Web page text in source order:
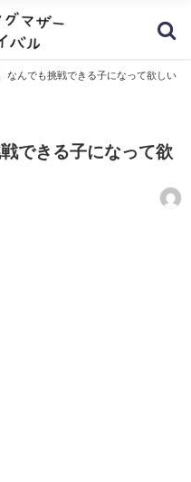
なんでも挑戦できる子になって欲しい
できる子になって欲